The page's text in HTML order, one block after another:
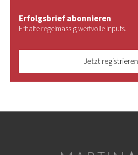
Erfolgsbrief abonnieren
Erhalte regelmässig wertvolle Inputs.
Jetzt registrieren